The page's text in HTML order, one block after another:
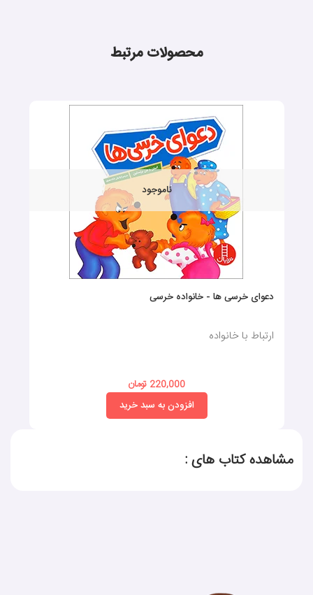
محصولات مرتبط
ناموجود
دعوای خرسی ها - خانواده خرسی
ارتباط با خانواده
220,000 تومان
افزودن به سبد خرید
مشاهده کتاب های :